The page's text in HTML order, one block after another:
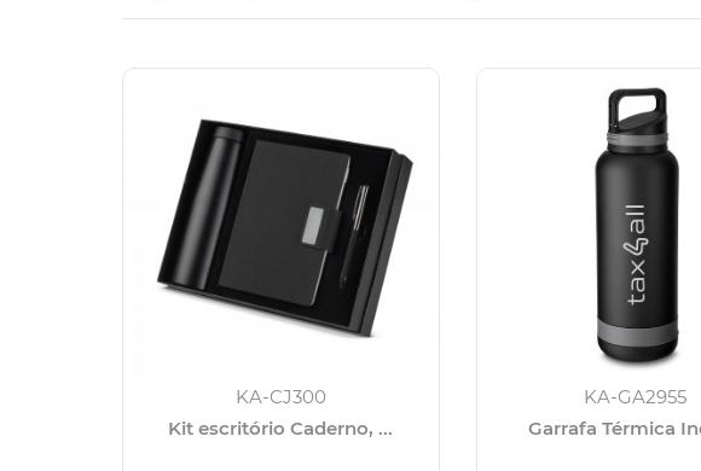
KA-CJ300
Kit escritório Caderno, ...
KA-GA2955
Garrafa Térmica